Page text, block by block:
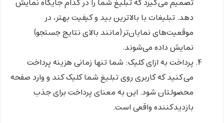
تصمیم می‌گیرد که تبلیغ شما را در کدام جایگاه نمایش
دهد. تبلیغات با بالاترین بید و کیفیت بهتر، در
موقعیت‌های نمایان‌تر (مانند بالای نتایج جستجو)
نمایش داده می‌شوند.
پرداخت به ازای کلیک: شما تنها زمانی هزینه پرداخت
می‌کنید که کاربری روی تبلیغ شما کلیک کند و وارد صفحه
محصولتان شود. این به معنای پرداخت برای جذب
بازدیدکننده واقعی است.